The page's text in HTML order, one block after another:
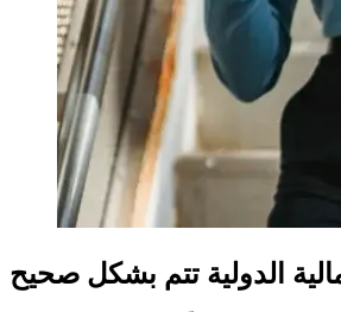
الدولية تتم بشكل صحيح